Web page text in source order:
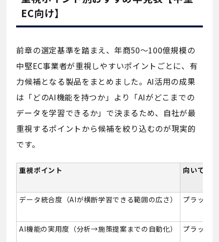
EC向け】
前章の選定基準を踏まえ、年商50〜100億規模の
中堅EC事業者が重視しやすいポイントごとに、有
力候補となる製品をまとめました。AI活用の成果
は「どのAI機能を持つか」より「AIがどこまでの
データを学習できるか」で決まるため、自社が最
重視するポイントから候補を絞り込むのが現実的
です。
重視ポイント 向いてい
データ統合度（AIが横断学習できる範囲の広さ） プラット
AI機能の実用度（分析→施策提案までの自動化） プラット